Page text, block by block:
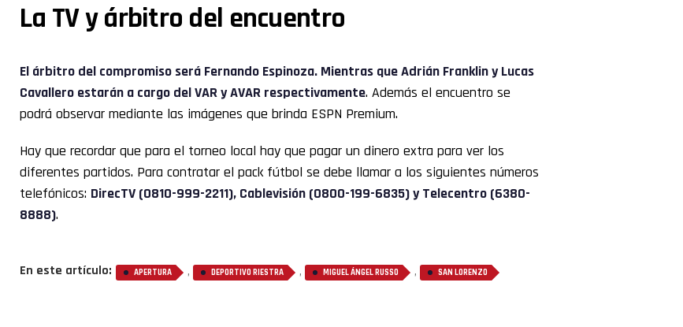
La TV y árbitro del encuentro
El árbitro del compromiso será Fernando Espinoza. Mientras que Adrián Franklin y Lucas
Cavallero estarán a cargo del VAR y AVAR respectivamente. Además el encuentro se
podrá observar mediante las imágenes que brinda ESPN Premium.
Hay que recordar que para el torneo local hay que pagar un dinero extra para ver los
diferentes partidos. Para contratar el pack fútbol se debe llamar a los siguientes números
telefónicos: DirecTV (0810-999-2211), Cablevisión (0800-199-6835) y Telecentro (6380-
8888).
En este artículo: APERTURA , DEPORTIVO RIESTRA , MIGUEL ÁNGEL RUSSO , SAN LORENZO